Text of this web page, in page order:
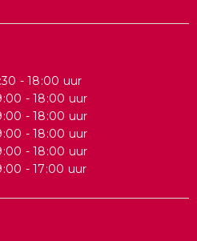
- 18:00 uur
- 18:00 uur
- 18:00 uur
- 18:00 uur
- 18:00 uur
- 17:00 uur